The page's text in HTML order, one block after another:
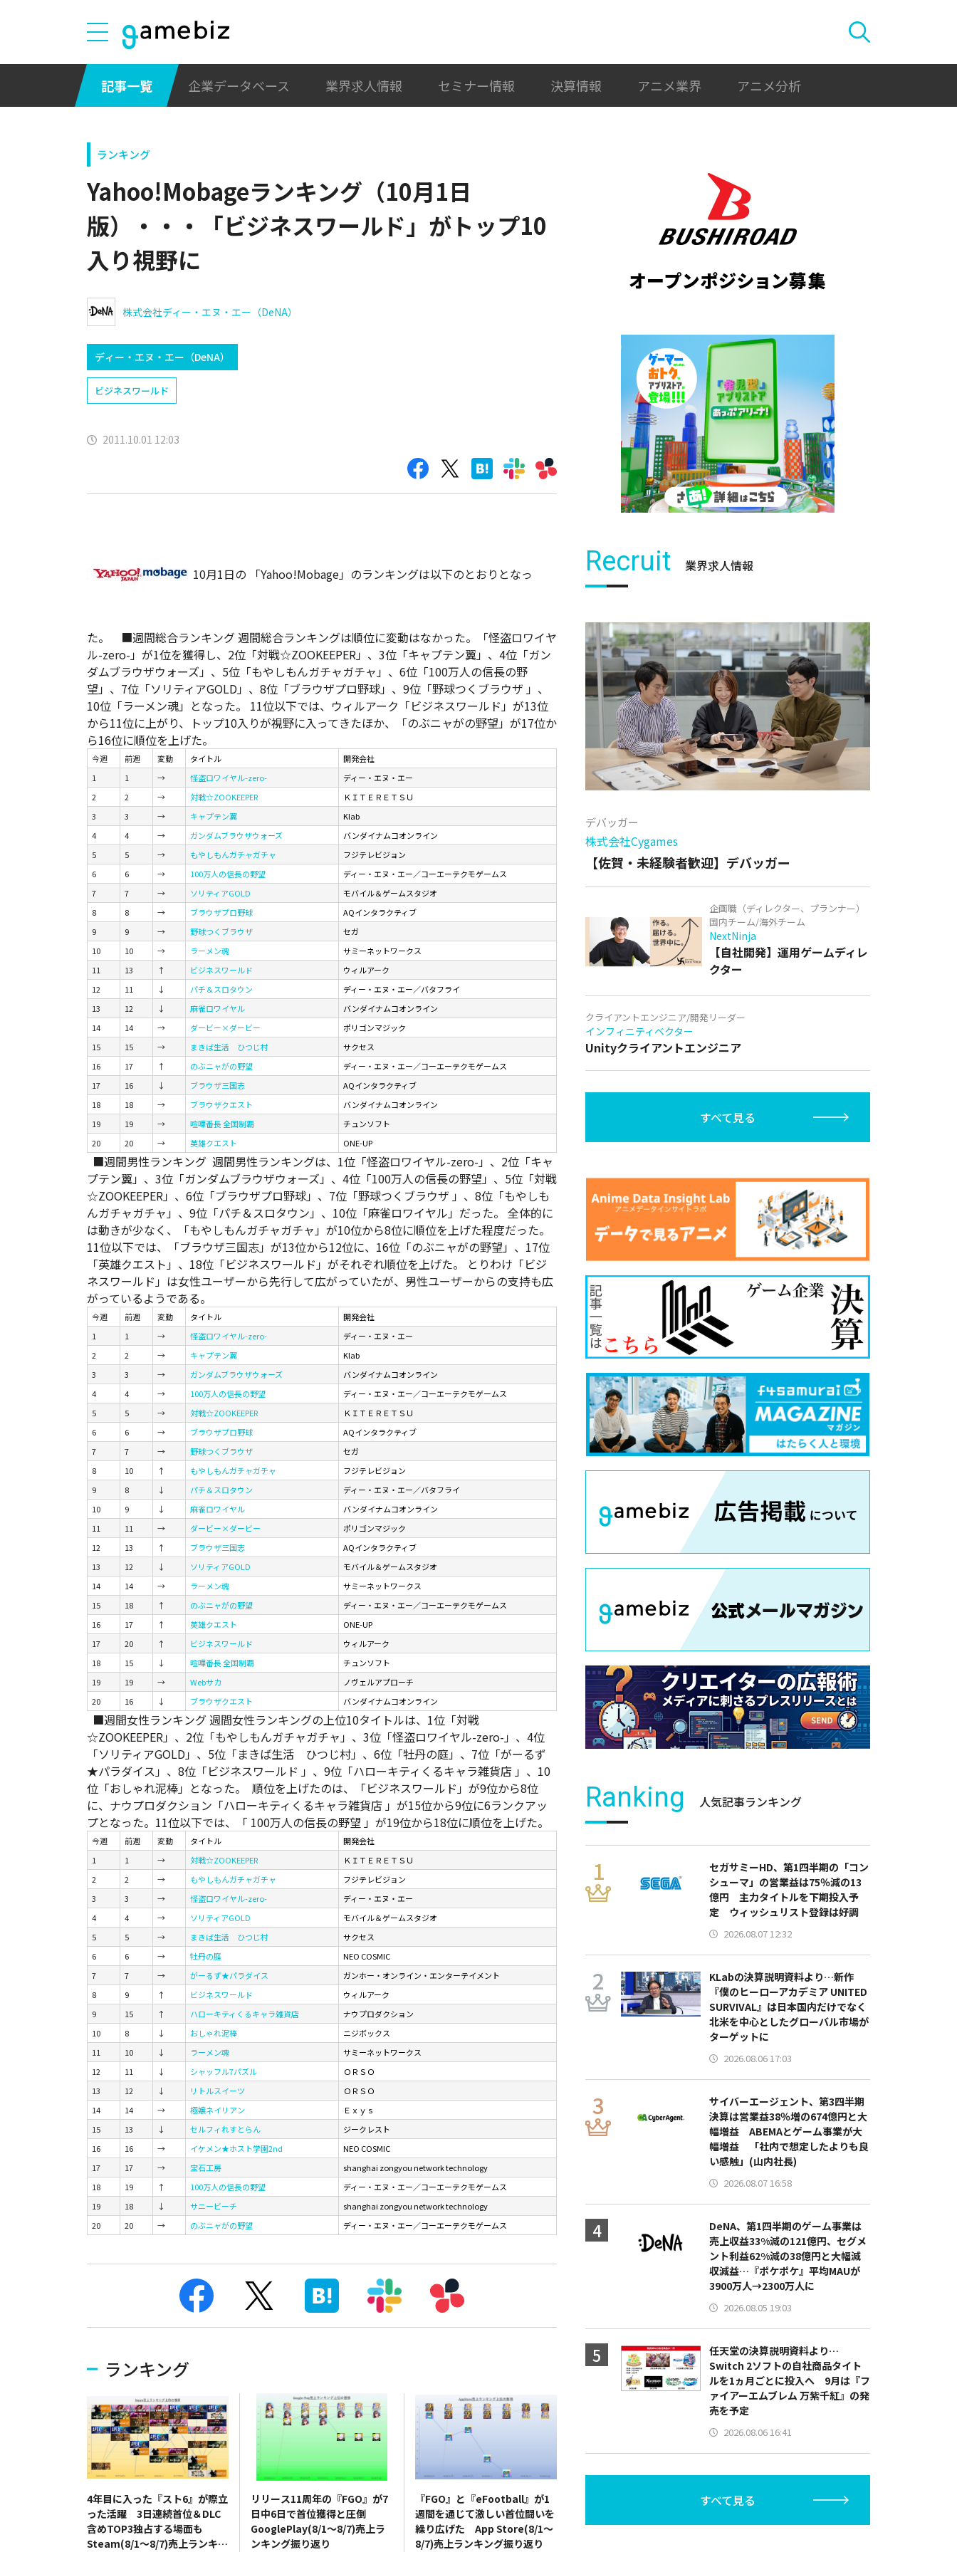
記事一覧 企業データベース 業界求人情報 セミナー情報 決算情報 アニメ業界 アニメ分析
ランキング
Yahoo!Mobageランキング（10月1日
版）・・・「ビジネスワールド」がトップ10
入り視野に
株式会社ディー・エヌ・エー（DeNA）
ディー・エヌ・エー（DeNA）
ビジネスワールド
2011.10.01 12:03
10月1日の 「Yahoo!Mobage」のランキングは以下のとおりとなっ
た。 ■週間総合ランキング 週間総合ランキングは順位に変動はなかった。「怪盗ロワイヤ
ル-zero-」が1位を獲得し、2位「対戦☆ZOOKEEPER」、3位「キャプテン翼」、4位「ガン
ダムブラウザウォーズ」、5位「もやしもんガチャガチャ」、6位「100万人の信長の野
望」、7位「ソリティアGOLD」、8位「ブラウザプロ野球」、9位「野球つくブラウザ 」、
10位「ラーメン魂」となった。 11位以下では、ウィルアーク「ビジネスワールド」が13位
から11位に上がり、トップ10入りが視野に入ってきたほか、「のぶニャがの野望」が17位か
ら16位に順位を上げた。
今週 前週 変動 タイトル
開発会社
1
1 → 怪盗ロワイヤル-zero-
ディー・エヌ・エー
2
2 → 対戦☆ZOOKEEPER
ＫＩＴＥＲＥＴＳＵ
3
3 → キャプテン翼
Klab
4
4 → ガンダムブラウザウォーズ
バンダイナムコオンライン
5
5 → もやしもんガチャガチャ
フジテレビジョン
6
6 → 100万人の信長の野望
ディー・エヌ・エー／コーエーテクモゲームス
7
7 → ソリティアGOLD
モバイル＆ゲームスタジオ
8
8 → ブラウザプロ野球
AQインタラクティブ
9
9 → 野球つくブラウザ
セガ
10
10 → ラーメン魂
サミーネットワークス
11
13 ↑ ビジネスワールド
ウィルアーク
12
11 ↓ パチ＆スロタウン
ディー・エヌ・エー／バタフライ
13
12 ↓ 麻雀ロワイヤル
バンダイナムコオンライン
14
14 → ダービー×ダービー
ポリゴンマジック
15
15 → まきば生活 ひつじ村
サクセス
16
17 ↑ のぶニャがの野望
ディー・エヌ・エー／コーエーテクモゲームス
17
16 ↓ ブラウザ三国志
AQインタラクティブ
18
18 → ブラウザクエスト
バンダイナムコオンライン
19
19 → 喧嘩番長 全国制覇
チュンソフト
20
20 → 英雄クエスト ONE-UP
■週間男性ランキング 週間男性ランキングは、1位「怪盗ロワイヤル-zero-」、2位「キャ
プテン翼」、3位「ガンダムブラウザウォーズ」、4位「100万人の信長の野望」、5位「対戦
☆ZOOKEEPER」、6位「ブラウザプロ野球」、7位「野球つくブラウザ 」、8位「もやしも
んガチャガチャ」、9位「パチ＆スロタウン」、10位「麻雀ロワイヤル」だった。 全体的に
は動きが少なく、「もやしもんガチャガチャ」が10位から8位に順位を上げた程度だった。
11位以下では、「ブラウザ三国志」が13位から12位に、16位「のぶニャがの野望」、17位
「英雄クエスト」、18位「ビジネスワールド」がそれぞれ順位を上げた。 とりわけ「ビジ
ネスワールド」は女性ユーザーから先行して広がっていたが、男性ユーザーからの支持も広
がっているようである。
今週 前週 変動 タイトル
開発会社
1
1 → 怪盗ロワイヤル-zero-
ディー・エヌ・エー
2
2 → キャプテン翼
Klab
3
3 → ガンダムブラウザウォーズ
バンダイナムコオンライン
4
4 → 100万人の信長の野望
ディー・エヌ・エー／コーエーテクモゲームス
5
5 → 対戦☆ZOOKEEPER
ＫＩＴＥＲＥＴＳＵ
6
6 → ブラウザプロ野球
AQインタラクティブ
7
7 → 野球つくブラウザ
セガ
8
10 ↑ もやしもんガチャガチャ
フジテレビジョン
9
8 ↓ パチ＆スロタウン
ディー・エヌ・エー／バタフライ
10
9 ↓ 麻雀ロワイヤル
バンダイナムコオンライン
11
11 → ダービー×ダービー
ポリゴンマジック
12
13 ↑ ブラウザ三国志
AQインタラクティブ
13
12 ↓ ソリティアGOLD
モバイル＆ゲームスタジオ
14
14 → ラーメン魂
サミーネットワークス
15
18 ↑ のぶニャがの野望
ディー・エヌ・エー／コーエーテクモゲームス
16
17 ↑ 英雄クエスト
ONE-UP
17
20 ↑ ビジネスワールド
ウィルアーク
18
15 ↓ 喧嘩番長 全国制覇
チュンソフト
19
19 → Webサカ
ノヴェルアプローチ
20
16 ↓ ブラウザクエスト バンダイナムコオンライン
■週間女性ランキング 週間女性ランキングの上位10タイトルは、1位「対戦
☆ZOOKEEPER」、2位「もやしもんガチャガチャ」、3位「怪盗ロワイヤル-zero-」、4位
「ソリティアGOLD」、5位「まきば生活 ひつじ村」、6位「牡丹の庭」、7位「がーるず
★パラダイス」、8位「ビジネスワールド 」、9位「ハローキティくるキャラ雑貨店 」、10
位「おしゃれ泥棒」となった。 順位を上げたのは、「ビジネスワールド」が9位から8位
に、ナウプロダクション「ハローキティくるキャラ雑貨店 」が15位から9位に6ランクアッ
プとなった。11位以下では、「 100万人の信長の野望 」が19位から18位に順位を上げた。
今週 前週 変動 タイトル
開発会社
1
1 → 対戦☆ZOOKEEPER
ＫＩＴＥＲＥＴＳＵ
2
2 → もやしもんガチャガチャ
フジテレビジョン
3
3 → 怪盗ロワイヤル-zero-
ディー・エヌ・エー
4
4 → ソリティアGOLD
モバイル＆ゲームスタジオ
5
5 → まきば生活 ひつじ村
サクセス
6
6 → 牡丹の庭
NEO COSMIC
7
7 → がーるず★パラダイス
ガンホー・オンライン・エンターテイメント
8
9 ↑ ビジネスワールド
ウィルアーク
9
15 ↑ ハローキティくるキャラ雑貨店
ナウプロダクション
10
8 ↓ おしゃれ泥棒
ニジボックス
11
10 ↓ ラーメン魂
サミーネットワークス
12
11 ↓ シャッフル7パズル
ＯＲＳＯ
13
12 ↓ リトルスイーツ
ＯＲＳＯ
14
14 → 極嬢ネイリアン
Ｅｘｙｓ
15
13 ↓ セルフィれすとらん
ジークレスト
16
16 → イケメン★ホスト学園2nd
NEO COSMIC
17
17 → 宝石工房
shanghai zongyou network technology
18
19 ↑ 100万人の信長の野望
ディー・エヌ・エー／コーエーテクモゲームス
19
18 ↓ サニービーチ
shanghai zongyou network technology
20
20 → のぶニャがの野望 ディー・エヌ・エー／コーエーテクモゲームス
ランキング
4年目に入った『スト6』が際立
った活躍 3日連続首位＆DLC
含めTOP3独占する場面も
Steam(8/1～8/7)売上ランキン
リリース11周年の『FGO』が7
日中6日で首位獲得と圧倒
GooglePlay(8/1～8/7)売上ラ
ンキング振り返り
『FGO』と『eFootball』が1
週間を通じて激しい首位闘いを
繰り広げた App Store(8/1～
8/7)売上ランキング振り返り
Recruit 業界求人情報
デバッガー
株式会社Cygames
【佐賀・未経験者歓迎】デバッガー
企画職（ディレクター、プランナー）
国内チーム/海外チーム
NextNinja
【自社開発】運用ゲームディレ
クター
クライアントエンジニア/開発リーダー
インフィニティベクター
Unityクライアントエンジニア
すべて見る
Ranking 人気記事ランキング
セガサミーHD、第1四半期の「コン
シューマ」の営業益は75％減の13
億円 主力タイトルを下期投入予
定 ウィッシュリスト登録は好調
2026.08.07 12:32
KLabの決算説明資料より…新作
『僕のヒーローアカデミア UNITED
SURVIVAL』は日本国内だけでなく
北米を中心としたグローバル市場が
ターゲットに
2026.08.06 17:03
サイバーエージェント、第3四半期
決算は営業益38％増の674億円と大
幅増益 ABEMAとゲーム事業が大
幅増益 「社内で想定したよりも良
い感触」(山内社長)
2026.08.07 16:58
DeNA、第1四半期のゲーム事業は
売上収益33%減の121億円、セグメ
ント利益62%減の38億円と大幅減
収減益…『ポケポケ』平均MAUが
3900万人→2300万人に
2026.08.05 19:03
任天堂の決算説明資料より…
Switch 2ソフトの自社商品タイト
ルを1ヵ月ごとに投入へ 9月は『フ
ァイアーエムブレム 万紫千紅』の発
売を予定
2026.08.06 16:41
すべて見る